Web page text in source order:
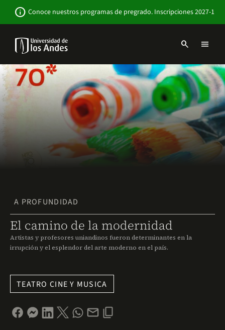
contenido
info Conoce nuestros programas de pregrado. Inscripciones 2027-1
Navbar
Sitio
Institucional
search menu
A PROFUNDIDAD
El camino de la modernidad
Artistas y profesores uniandinos fueron determinantes en la
irrupción y el esplendor del arte moderno en el país.
TEATRO CINE Y MUSICA